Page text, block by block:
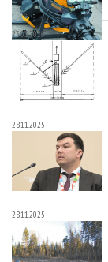
23.03.2026
28.11.2025
28.11.2025